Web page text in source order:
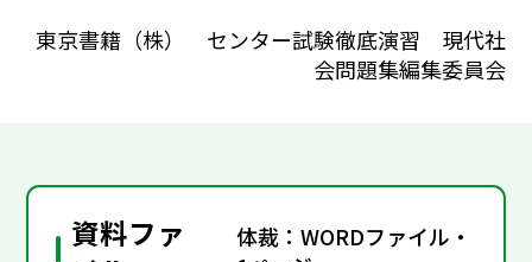
東京書籍（株） センター試験徹底演習 現代社
会問題集編集委員会
資料ファ
体裁：WORDファイル・